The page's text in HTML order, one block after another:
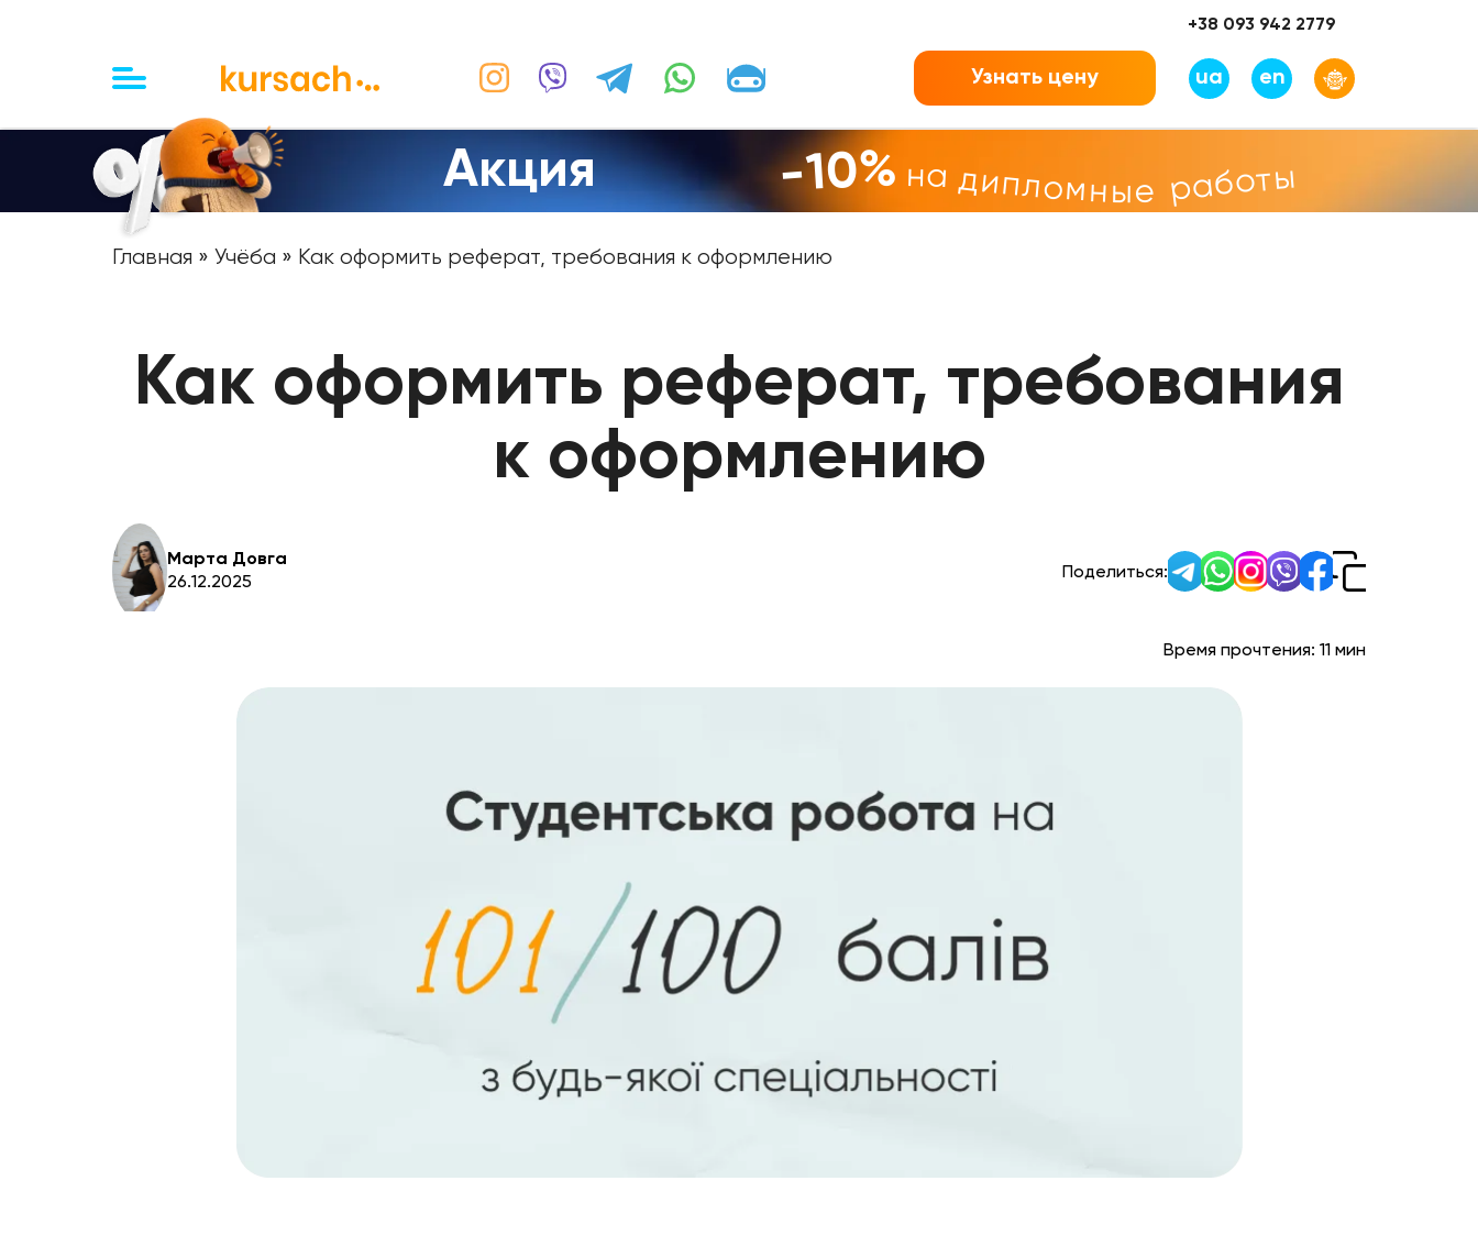
+38 093 942 2779
Узнать цену ua en
Акция -10% на дипломные работы
Главная » Учёба » Как оформить реферат, требования к оформлению
Как оформить реферат, требования
к оформлению
Марта Довга
26.12.2025 Поделиться:
Время прочтения: 11 мин